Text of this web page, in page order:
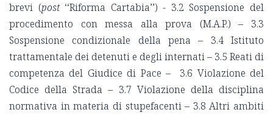
brevi (post‘‘Riforma Cartabia’’) - 3.2 Sospensione del
procedimento con messa alla prova (M.A.P.) – 3.3
Sospensione condizionale della pena – 3.4 Istituto
trattamentale dei detenuti e degli internati – 3.5 Reati di
competenza del Giudice di Pace – ­ 3.6 Violazione del
Codice della Strada – 3.7 Violazione della disciplina
normativa in materia di stupefacenti – 3.8 Altri ambiti